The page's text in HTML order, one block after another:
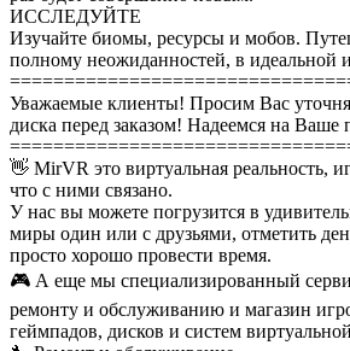
ИССЛЕДУЙТЕ
Изучайте биомы, ресурсы и мобов.
полному неожиданностей, в идеальной
Уважаемые клиенты! Просим Вас
диска перед заказом! Надеемся на Ваше
👋 MirVR это виртуальная реальность,
что с ними связано.
У нас вы можете погрузится в
миры один или с друзьями, отметить
просто хорошо провести время.
🎮 А еще мы специализированный
ремонту и обслуживанию и магазин
геймпадов, дисков и систем